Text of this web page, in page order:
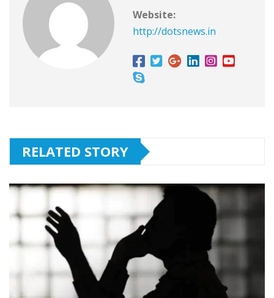
Website:
http://dotsnews.in
RELATED STORY